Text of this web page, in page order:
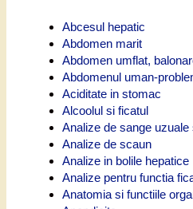
Abcesul hepatic
Abdomen marit
Abdomen umflat,
Abdomenul uman-
Aciditate in stomac
Alcoolul si ficatul
Analize de sange uzuale
Analize de scaun
Analize in bolile hepatice
Analize pentru functia
Anatomia si functiile